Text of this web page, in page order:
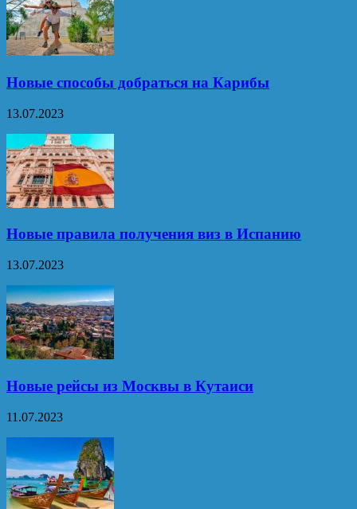
Новые способы добраться на Карибы
13.07.2023
Новые правила получения виз в Испанию
13.07.2023
Новые рейсы из Москвы в Кутаиси
11.07.2023